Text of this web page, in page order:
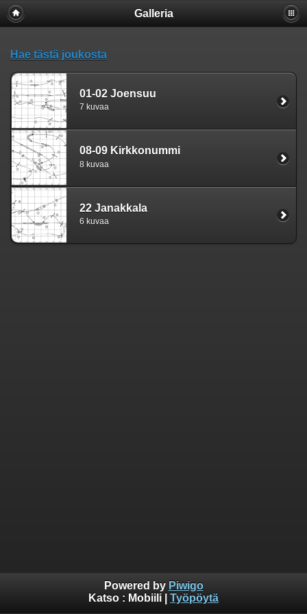
Galleria
Hae tästä joukosta
01-02 Joensuu
7 kuvaa
08-09 Kirkkonummi
8 kuvaa
22 Janakkala
6 kuvaa
Powered by Piwigo
Katso : Mobiili Työpöytä